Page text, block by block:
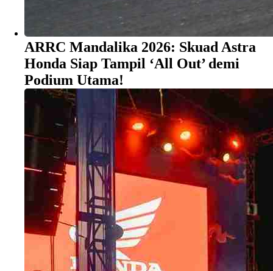
​ARRC Mandalika 2026: Skuad Astra
Honda Siap Tampil ‘All Out’ demi
Podium Utama!